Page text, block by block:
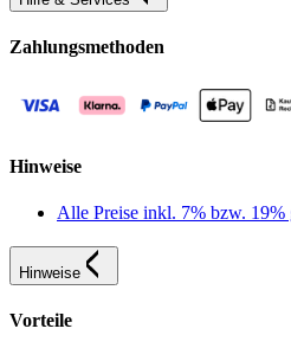
Zahlungsmethoden
Hinweise
Alle Preise inkl. 7% bzw. 19%
Hinweise
Vorteile